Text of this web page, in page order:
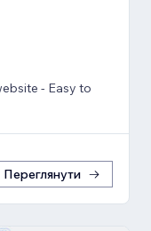
- Easy to
Переглянути